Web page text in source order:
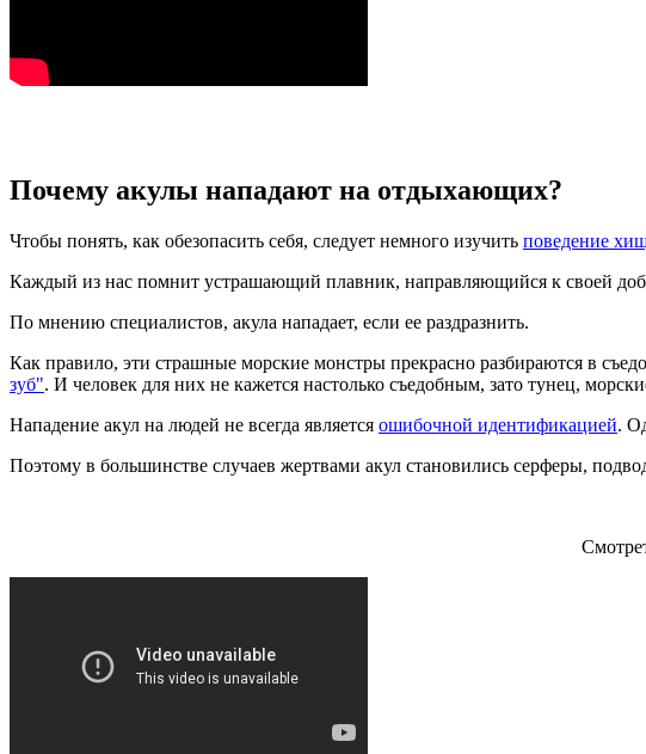
Почему акулы нападают на отдыхающих?
Чтобы понять, как обезопасить себя, следует немного изучить поведение
Каждый из нас помнит устрашающий плавник, направляющийся к своей
По мнению специалистов, акула нападает, если ее раздразнить.
Как правило, эти страшные морские монстры прекрасно разбираются в
зуб". И человек для них не кажется настолько съедобным, зато тунец,
Нападение акул на людей не всегда является ошибочной идентификацией.
Поэтому в большинстве случаев жертвами акул становились серферы,